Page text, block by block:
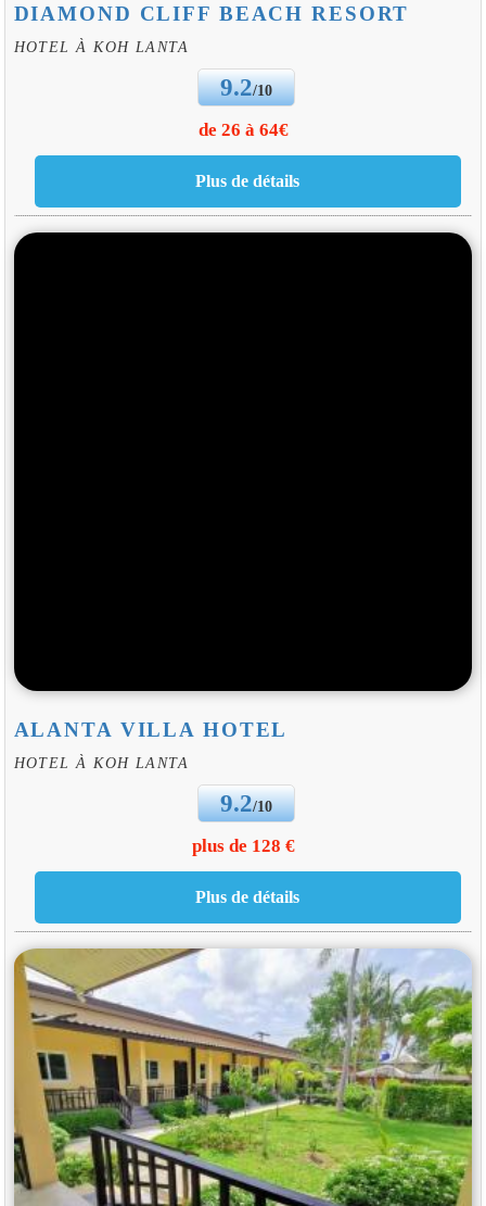
DIAMOND CLIFF BEACH RESORT
HOTEL À KOH LANTA
9.2/10
de 26 à 64€
ALANTA VILLA HOTEL
HOTEL À KOH LANTA
9.2/10
plus de 128 €